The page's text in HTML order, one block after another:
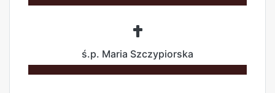
ś.p. Maria Szczypiorska